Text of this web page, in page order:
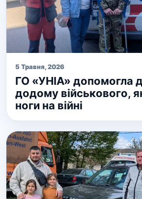
5 Травня, 2026
ГО «УНІА» допомогла
додому військового,
ноги на війні